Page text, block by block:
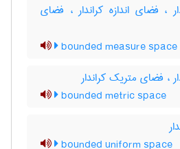
، فضای اندازه کراندار ، فضای
bounded measure space
، فضای متریک کراندار
bounded metric space
bounded uniform space